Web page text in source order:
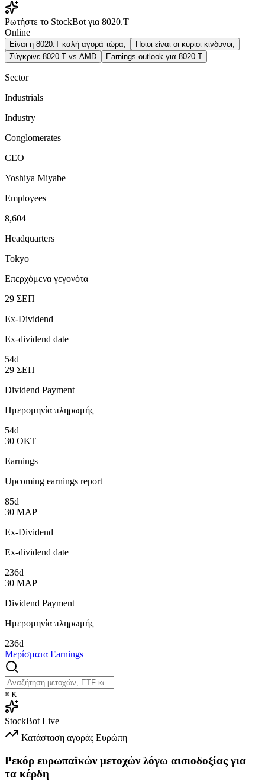
Ρωτήστε το StockBot για 8020.T
Online
Είναι η 8020.T καλή αγορά τώρα;
Ποιοι είναι οι κύριοι κίνδυνοι;
Σύγκρινε 8020.T vs AMD
Earnings outlook για 8020.T
Sector
Industrials
Industry
Conglomerates
CEO
Yoshiya Miyabe
Employees
8,604
Headquarters
Tokyo
Επερχόμενα γεγονότα
29 ΣΕΠ
Ex-Dividend
Ex-dividend date
54d
29 ΣΕΠ
Dividend Payment
Ημερομηνία πληρωμής
54d
30 ΟΚΤ
Earnings
Upcoming earnings report
85d
30 ΜΑΡ
Ex-Dividend
Ex-dividend date
236d
30 ΜΑΡ
Dividend Payment
Ημερομηνία πληρωμής
236d
Μερίσματα Earnings
⌘ K
StockBot Live
Κατάσταση αγοράς Ευρώπη
Ρεκόρ ευρωπαϊκών μετοχών λόγω αισιοδοξίας για
τα κέρδη